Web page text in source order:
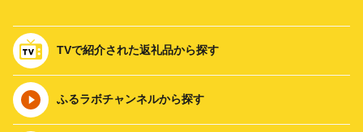
TVで紹介された返礼品から探す
ふるラボチャンネルから探す